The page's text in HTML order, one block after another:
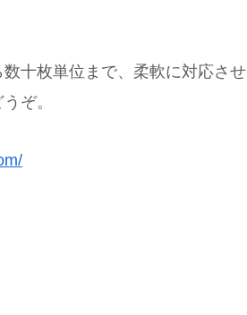
十枚単位まで、柔軟に対応させ
ぞ。